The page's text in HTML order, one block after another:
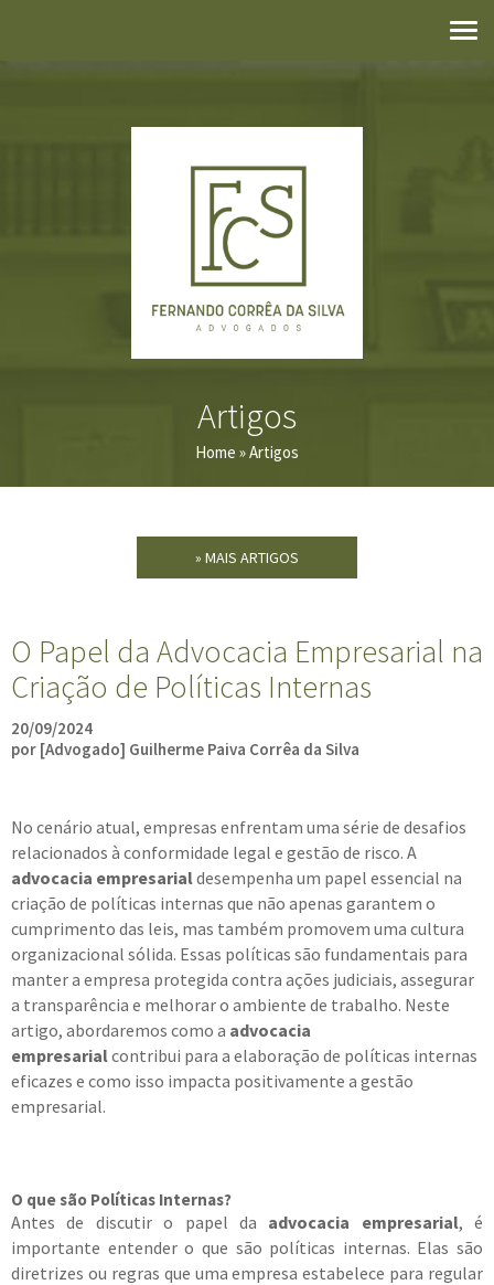
Artigos
Home » Artigos
» MAIS ARTIGOS
O Papel da Advocacia Empresarial na
Criação de Políticas Internas
20/09/2024
por [Advogado] Guilherme Paiva Corrêa da Silva
No cenário atual, empresas enfrentam uma série de desafios
relacionados à conformidade legal e gestão de risco. A
advocacia empresarialdesempenha um papel essencial na
criação de políticas internas que não apenas garantem o
cumprimento das leis, mas também promovem uma cultura
organizacional sólida. Essas políticas são fundamentais para
manter a empresa protegida contra ações judiciais, assegurar
a transparência e melhorar o ambiente de trabalho. Neste
artigo, abordaremos como a advocacia
empresarialcontribui para a elaboração de políticas internas
eficazes e como isso impacta positivamente a gestão
empresarial.
O que são Políticas Internas?
Antes de discutir o papel da advocacia empresarial, é
importante entender o que são políticas internas. Elas são
diretrizes ou regras que uma empresa estabelece para regular